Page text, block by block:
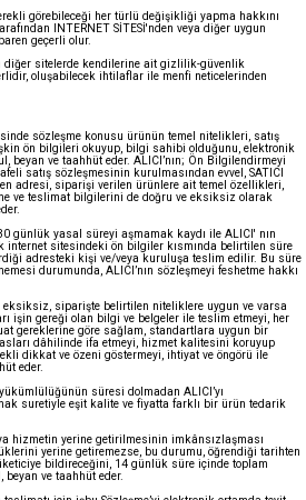
görebileceği her türlü değişikliği yapma hakkını
INTERNET SİTESİ'nden veya diğer uygun
geçerli olur.
diğer sitelerde kendilerine ait gizlilik-güvenlik
oluşabilecek ihtilaflar ile menfi neticelerinden
sözleşme konusu ürünün temel nitelikleri, satış
ön bilgileri okuyup, bilgi sahibi olduğunu, elektronik
beyan ve taahhüt eder. ALICI’nın; Ön Bilgilendirmeyi
satış sözleşmesinin kurulmasından evvel, SATICI
adresi, siparişi verilen ürünlere ait temel özellikleri,
ve teslimat bilgilerini de doğru ve eksiksiz olarak
günlük yasal süreyi aşmamak kaydı ile ALICI' nın
internet sitesindeki ön bilgiler kısmında belirtilen süre
adresteki kişi ve/veya kuruluşa teslim edilir. Bu süre
durumunda, ALICI’nın sözleşmeyi feshetme hakkı
eksiksiz, siparişte belirtilen niteliklere uygun ve varsa
işin gereği olan bilgi ve belgeler ile teslim etmeyi, her
gereklerine göre sağlam, standartlara uygun bir
dâhilinde ifa etmeyi, hizmet kalitesini koruyup
dikkat ve özeni göstermeyi, ihtiyat ve öngörü ile
eder.
süresi dolmadan ALICI’yı
suretiyle eşit kalite ve fiyatta farklı bir ürün tedarik
hizmetin yerine getirilmesinin imkânsızlaşması
yerine getiremezse, bu durumu, öğrendiği tarihten
bildireceğini, 14 günlük süre içinde toplam
beyan ve taahhüt eder.